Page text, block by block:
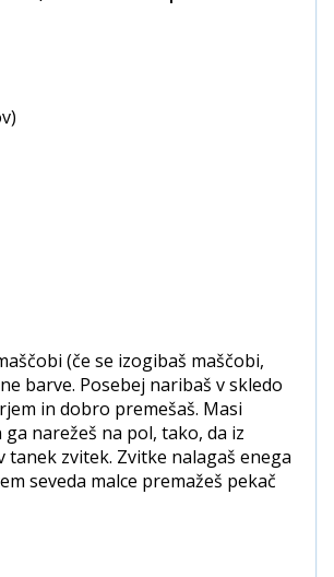
(če se izogibaš maščobi,
barve. Posebej naribaš v skledo
in dobro premešaš. Masi
narežeš na pol, tako, da iz
tanek zvitek. Zvitke nalagaš enega
seveda malce premažeš pekač